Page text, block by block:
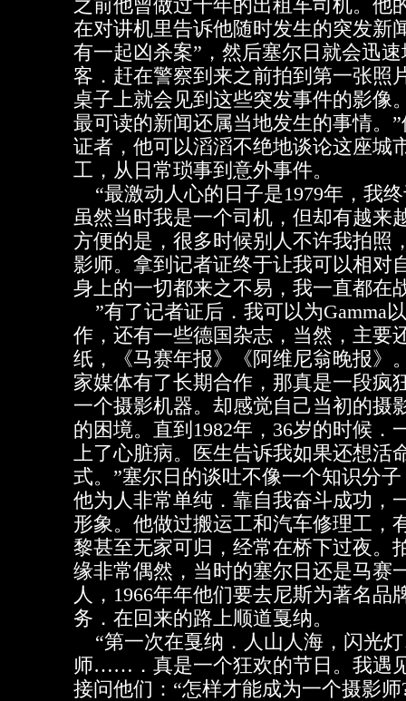
之前他曾做过千年的出租车司机。他
在对讲机里告诉他随时发生的突发新
有一起凶杀案”，然后塞尔日就会迅
客．赶在警察到来之前拍到第一张照
桌子上就会见到这些突发事件的影像
最可读的新闻还属当地发生的事情。
证者，他可以滔滔不绝地谈论这座城
工，从日常琐事到意外事件。
“最激动人心的日子是1979年，我
虽然当时我是一个司机，但却有越来
方便的是，很多时候别人不许我拍照
影师。拿到记者证终于让我可以相对
身上的一切都来之不易，我一直都在
”有了记者证后．我可以为Gamma
作，还有一些德国杂志，当然，主要
纸，《马赛年报》《阿维尼翁晚报》
家媒体有了长期合作，那真是一段疯
一个摄影机器。却感觉自己当初的摄
的困境。直到1982年，36岁的时候．
上了心脏病。医生告诉我如果还想活
式。”塞尔日的谈吐不像一个知识分
他为人非常单纯．靠自我奋斗成功，
形象。他做过搬运工和汽车修理工，
黎甚至无家可归，经常在桥下过夜。
缘非常偶然，当时的塞尔日还是马赛
人，1966年年他们要去尼斯为著名品
务．在回来的路上顺道戛纳。
“第一次在戛纳．人山人海，闪光
师……．真是一个狂欢的节日。我遇
接问他们：“怎样才能成为一个摄影